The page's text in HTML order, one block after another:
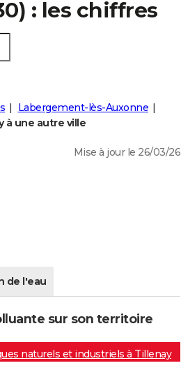
: les chiffres
Labergement-lès-Auxonne
à une autre ville
Mise à jour le 26/03/26
de l'eau
sur son territoire
naturels et industriels à Tillenay